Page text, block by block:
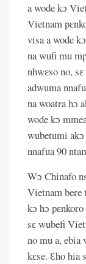
a wode kɔ
Vietnam
visa a wode
na wufi mu
nhwɛso no,
adwuma
na woatra hɔ
wode kɔ
wubetumi
nnafua 90
Wɔ Chinafo
Vietnam bere
kɔ hɔ pɛnkoro
sɛ wubefi
no mu a, ebia
kɛse. Ɛho hia